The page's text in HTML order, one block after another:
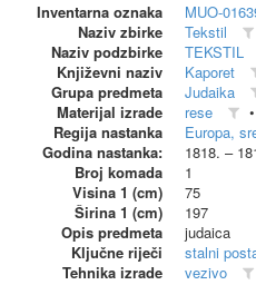
Inventarna oznaka
MUO-
Naziv zbirke
Tekstil
Naziv podzbirke
TEKSTIL
Književni naziv
Kaporet
Grupa predmeta
Judaika
Materijal izrade
rese
Regija nastanka
Europa,
Godina nastanka:
1818. –
Broj komada
1
Visina 1 (cm)
75
Širina 1 (cm)
197
Opis predmeta
judaica
Ključne riječi
stalni
Tehnika izrade
vezivo